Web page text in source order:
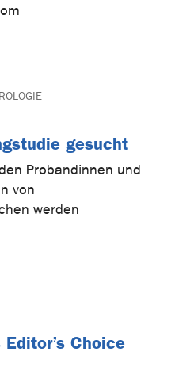
gesucht
Probandinnen und
von
werden
Choice